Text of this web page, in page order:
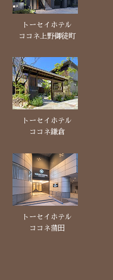
トーセイホテル
ココネ上野御徒町
トーセイホテル
ココネ鎌倉
トーセイホテル
ココネ蒲田